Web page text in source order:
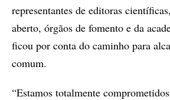
representantes de editoras
aberto, órgãos de fomento e da
ficou por conta do caminho para
comum.
“Estamos totalmente